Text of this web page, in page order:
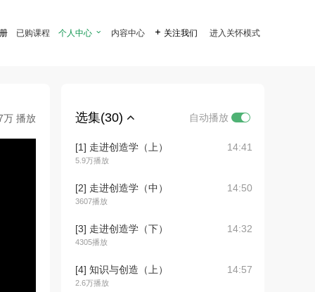
已购课程 个人中心  内容中心  关注我们 进入关怀模式
万 播放 选集(30) 自动播放
[1] 走进创造学（上）
5.9万播放
14:41
[2] 走进创造学（中）
3607播放
14:50
[3] 走进创造学（下）
4305播放
14:32
[4] 知识与创造（上）
2.6万播放
14:57